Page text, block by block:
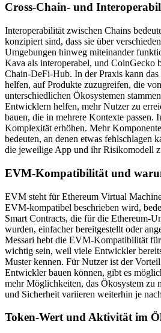
Cross-Chain- und
Interoperabilität zwischen Chains
konzipiert sind, dass sie über
Umgebungen hinweg miteinander
Kava als interoperabel, und CoinGecko
Chain-DeFi-Hub. In der Praxis kann
helfen, auf Produkte zuzugreifen, die
unterschiedlichen Ökosystemen
Entwicklern helfen, mehr Nutzer zu
bauen, die in mehrere Kontexte passen.
Komplexität erhöhen. Mehr
bedeuten, an denen etwas fehlschlagen
die jeweilige App und ihr Risikomodell
EVM-Kompatibilität und
EVM steht für Ethereum Virtual
EVM-kompatibel beschrieben wird,
Smart Contracts, die für die Ethereum-
wurden, einfacher bereitgestellt oder
Messari hebt die EVM-Kompatibilität
wichtig sein, weil viele Entwickler
Muster kennen. Für Nutzer ist der
Entwickler bauen können, gibt es
mehr Möglichkeiten, das Ökosystem zu
und Sicherheit variieren weiterhin je
Token-Wert und Aktivität im